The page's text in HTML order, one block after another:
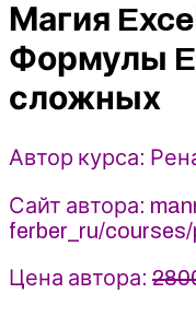
Excel:
с
нуля
до
сложных
2023
МИФ.Курсы
-
Ренат
Шагабутдинов
Магия
Формулы
сложных
Автор курса:
Сайт автора:
ferber_ru/
Цена автора: